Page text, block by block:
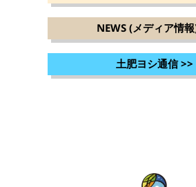
NEWS (メディア情
土肥ヨシ通信>>